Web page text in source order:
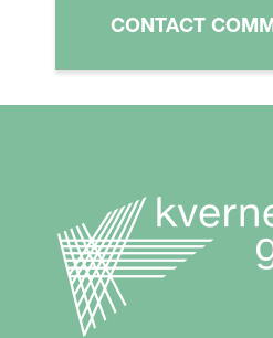
CONTACT